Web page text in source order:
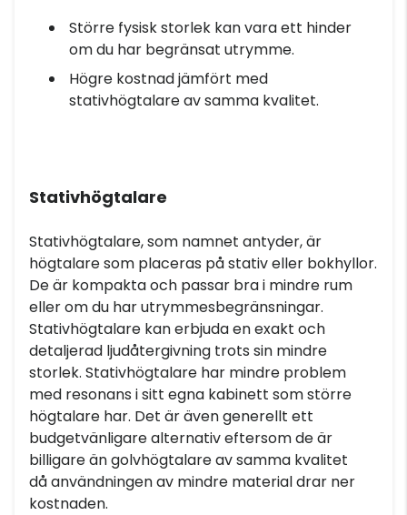
Större fysisk storlek kan vara ett hinder
om du har begränsat utrymme.
Högre kostnad jämfört med
stativhögtalare av samma kvalitet.
Stativhögtalare
Stativhögtalare, som namnet antyder, är
högtalare som placeras på stativ eller bokhyllor.
De är kompakta och passar bra i mindre rum
eller om du har utrymmesbegränsningar.
Stativhögtalare kan erbjuda en exakt och
detaljerad ljudåtergivning trots sin mindre
storlek. Stativhögtalare har mindre problem
med resonans i sitt egna kabinett som större
högtalare har. Det är även generellt ett
budgetvänligare alternativ eftersom de är
billigare än golvhögtalare av samma kvalitet
då användningen av mindre material drar ner
kostnaden.